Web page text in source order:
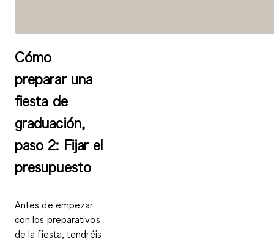
Cómo
preparar una
fiesta de
graduación,
paso 2: Fijar el
presupuesto
Antes de empezar
con los preparativos
de la fiesta, tendréis